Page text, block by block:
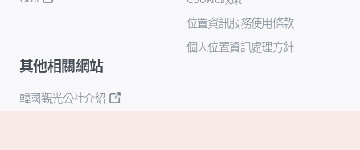
位置資訊服務使用條款
個人位置資訊處理方針
其他相關網站
韓國觀光公社介紹